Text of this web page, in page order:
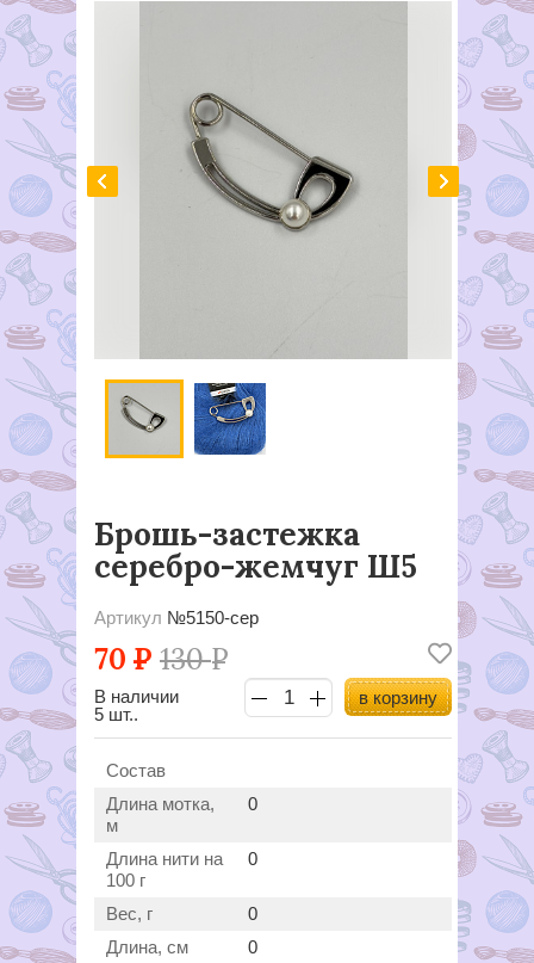
Брошь-застежка
серебро-жемчуг Ш5
Артикул №5150-сер
70 Р 130Р
В наличии
5 шт..
в корзину
Состав
Длина мотка,
м
0
Длина нити на
100 г
0
Вес, г
0
Длина, см
0